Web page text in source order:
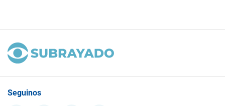
Seguinos